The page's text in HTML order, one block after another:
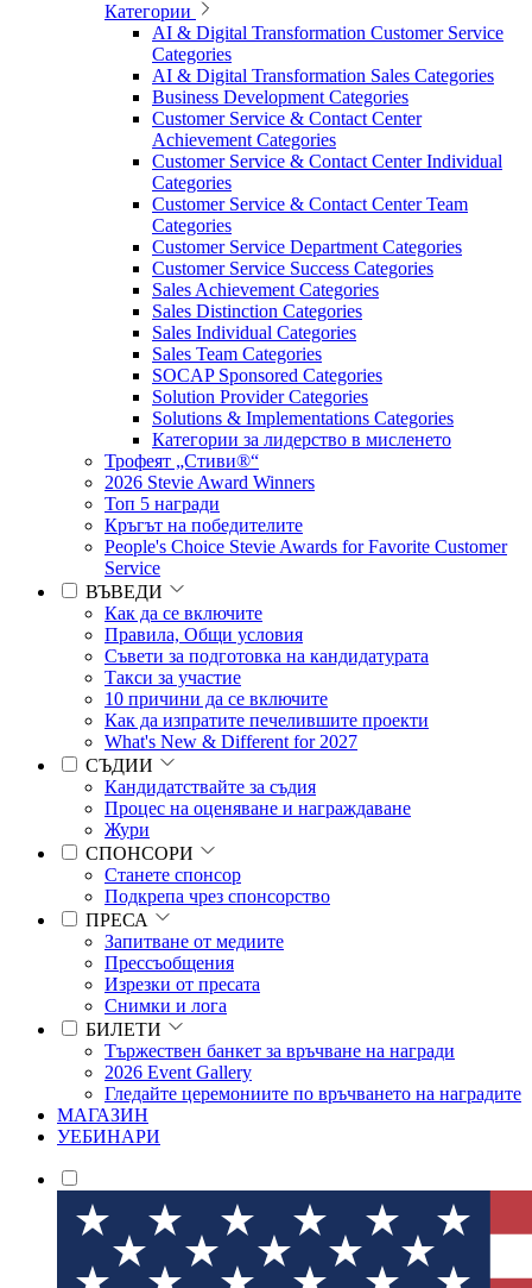
Категории
AI & Digital Transformation Customer Service
Categories
AI & Digital Transformation Sales Categories
Business Development Categories
Customer Service & Contact Center
Achievement Categories
Customer Service & Contact Center Individual
Categories
Customer Service & Contact Center Team
Categories
Customer Service Department Categories
Customer Service Success Categories
Sales Achievement Categories
Sales Distinction Categories
Sales Individual Categories
Sales Team Categories
SOCAP Sponsored Categories
Solution Provider Categories
Solutions & Implementations Categories
Категории за лидерство в мисленето
Трофеят „Стиви®“
2026 Stevie Award Winners
Топ 5 награди
Кръгът на победителите
People's Choice Stevie Awards for Favorite Customer
Service
ВЪВЕДИ
Как да се включите
Правила, Общи условия
Съвети за подготовка на кандидатурата
Такси за участие
10 причини да се включите
Как да изпратите печелившите проекти
What's New & Different for 2027
СЪДИИ
Кандидатствайте за съдия
Процес на оценяване и награждаване
Жури
СПОНСОРИ
Станете спонсор
Подкрепа чрез спонсорство
ПРЕСА
Запитване от медиите
Прессъобщения
Изрезки от пресата
Снимки и лога
БИЛЕТИ
Тържествен банкет за връчване на награди
2026 Event Gallery
Гледайте церемониите по връчването на наградите
МАГАЗИН
УЕБИНАРИ